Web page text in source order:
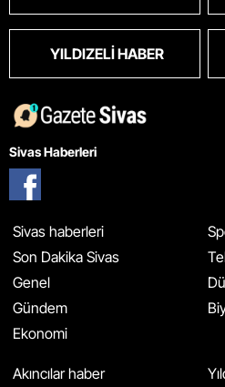
YILDIZELI HABER
Sivas Haberleri
Sivas haberleri
Son Dakika Sivas
Genel
Gündem
Ekonomi
Akıncılar haber